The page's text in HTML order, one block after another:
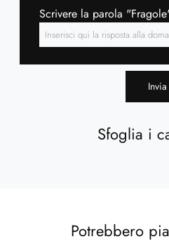
Sfoglia i
Scrivere la parola
Invia
Potrebbero